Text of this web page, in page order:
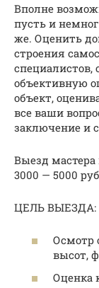
Вполне
пусть и
же. Оценить
строения
специалистов,
объективную
объект,
все ваши
заключение и
Выезд мастера
3000 — 5000
ЦЕЛЬ ВЫЕЗДА:
Осмотр
высот,
Оценка